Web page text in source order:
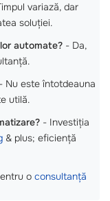
variază, dar
soluției.
automate? - Da,
- Nu este întotdeauna
utilă.
- Investiția
& plus; eficiență
o consultanță